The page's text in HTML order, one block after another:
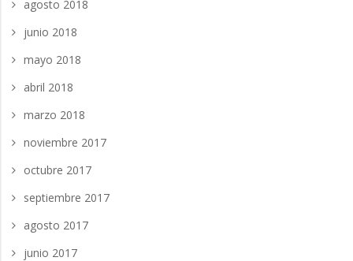
agosto 2018
junio 2018
mayo 2018
abril 2018
marzo 2018
noviembre 2017
octubre 2017
septiembre 2017
agosto 2017
junio 2017